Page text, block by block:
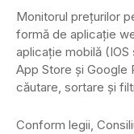
Monitorul preţurilor
formă de aplicaţie
aplicaţie mobilă
App Store şi Google
căutare, sortare şi
Conform legii,